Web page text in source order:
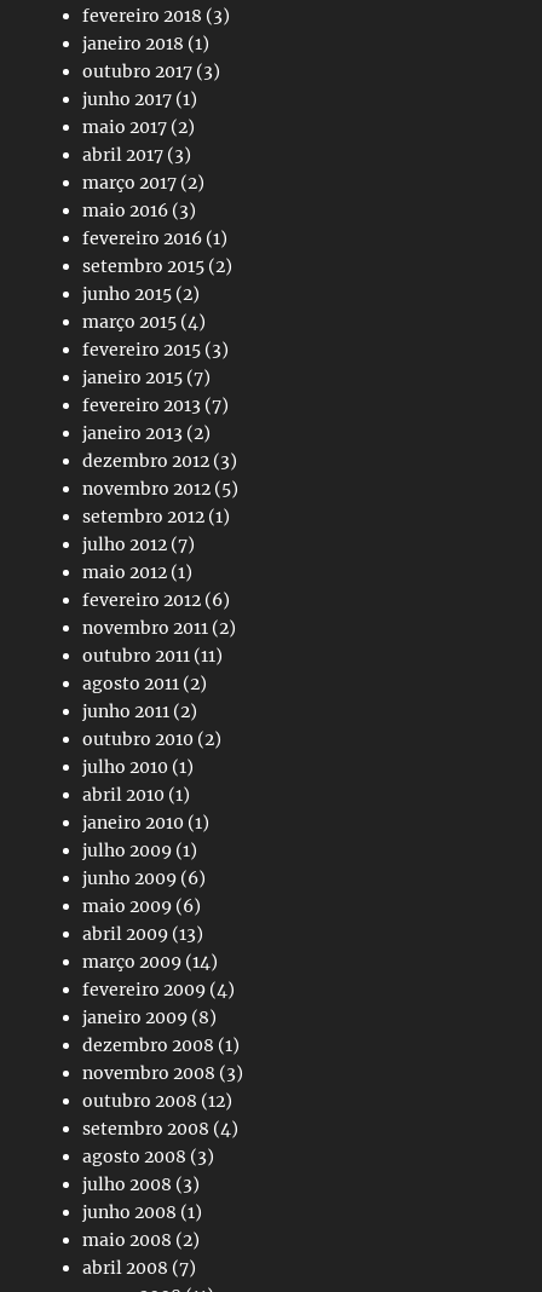
fevereiro 2018 (3)
janeiro 2018 (1)
outubro 2017 (3)
junho 2017 (1)
maio 2017 (2)
abril 2017 (3)
março 2017 (2)
maio 2016 (3)
fevereiro 2016 (1)
setembro 2015 (2)
junho 2015 (2)
março 2015 (4)
fevereiro 2015 (3)
janeiro 2015 (7)
fevereiro 2013 (7)
janeiro 2013 (2)
dezembro 2012 (3)
novembro 2012 (5)
setembro 2012 (1)
julho 2012 (7)
maio 2012 (1)
fevereiro 2012 (6)
novembro 2011 (2)
outubro 2011 (11)
agosto 2011 (2)
junho 2011 (2)
outubro 2010 (2)
julho 2010 (1)
abril 2010 (1)
janeiro 2010 (1)
julho 2009 (1)
junho 2009 (6)
maio 2009 (6)
abril 2009 (13)
março 2009 (14)
fevereiro 2009 (4)
janeiro 2009 (8)
dezembro 2008 (1)
novembro 2008 (3)
outubro 2008 (12)
setembro 2008 (4)
agosto 2008 (3)
julho 2008 (3)
junho 2008 (1)
maio 2008 (2)
abril 2008 (7)